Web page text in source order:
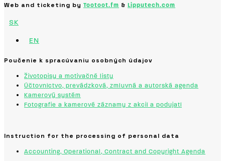
Web and ticketing by Tootoot.fm & Lipputech.com
SK
EN
Poučenie k spracúvaniu osobných údajov
Životopisy a motivačné listy
Účtovníctvo, prevádzková, zmluvná a autorská agenda
Kamerový systém
Fotografie a kamerové záznamy z akcií a podujatí
Instruction for the processing of personal data
Accounting, Operational, Contract and Copyright Agenda